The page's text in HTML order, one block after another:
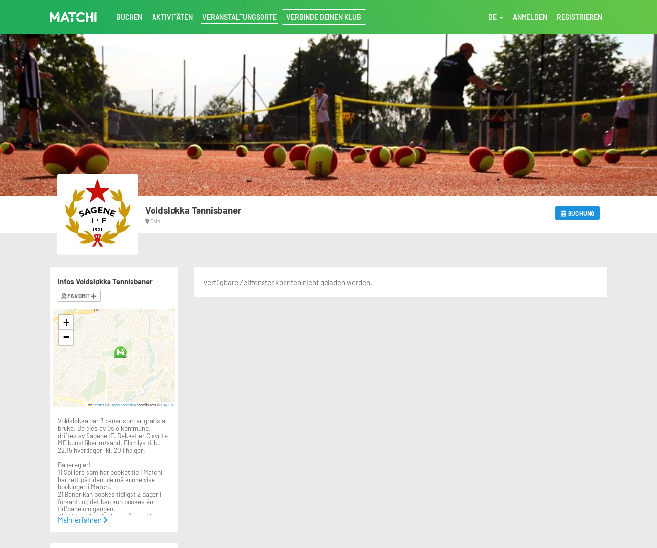
BUCHEN AKTIVITÄTEN VERANSTALTUNGSORTE VERBINDE DEINEN KLUB DE ANMELDEN REGISTRIEREN
Voldsløkka Tennisbaner
Oslo
BUCHUNG
Verfügbare Zeitfenster konnten nicht geladen werden.
Infos Voldsløkka Tennisbaner
FAVORIT
+
−
Leaflet |© OpenStreetMapcontributors © CARTO
Voldsløkka har 3 baner som er gratis å
bruke. De eies av Oslo kommune,
driftes av Sagene IF. Dekket er Clayrite
MF kunstfiber m/sand. Flomlys til kl.
22.15 hverdager, kl. 20 i helger.
Baneregler!
1) Spillere som har booket tid i Matchi
har rett på tiden, de må kunne vise
bookingen i Matchi.
2) Baner kan bookes tidligst 2 dager i
forkant, og det kan kun bookes én
tid/bane om gangen.
3) Tid som ikke brukes må avbookes
senest 2 timer før, brudd fører til at
Mehr erfahren